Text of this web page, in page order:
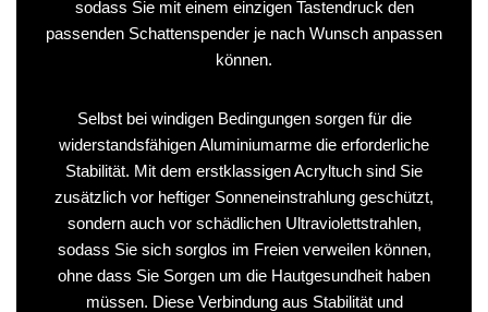
sodass Sie mit einem einzigen Tastendruck den
passenden Schattenspender je nach Wunsch anpassen
können.
Selbst bei windigen Bedingungen sorgen für die
widerstandsfähigen Aluminiumarme die erforderliche
Stabilität. Mit dem erstklassigen Acryltuch sind Sie
zusätzlich vor heftiger Sonneneinstrahlung geschützt,
sondern auch vor schädlichen Ultraviolettstrahlen,
sodass Sie sich sorglos im Freien verweilen können,
ohne dass Sie Sorgen um die Hautgesundheit haben
müssen. Diese Verbindung aus Stabilität und